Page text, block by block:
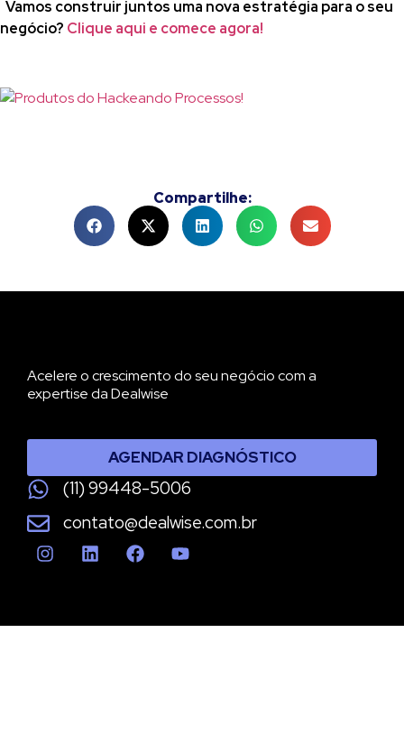
Vamos construir juntos uma nova estratégia para o seu
negócio? Clique aqui e comece agora!
Compartilhe:
Acelere o crescimento do seu negócio com a
expertise da Dealwise
AGENDAR DIAGNÓSTICO
(11) 99448-5006
contato@dealwise.com.br